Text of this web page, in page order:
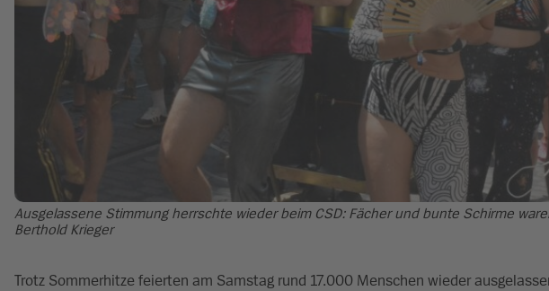
Ausgelassene Stimmung herrschte wieder beim CSD: Fächer und bunte Schirme
Berthold Krieger
Trotz Sommerhitze feierten am Samstag rund 17.000 Menschen wieder